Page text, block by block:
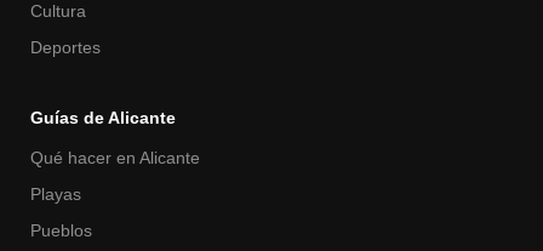
Cultura
Deportes
Guías de Alicante
Qué hacer en Alicante
Playas
Pueblos